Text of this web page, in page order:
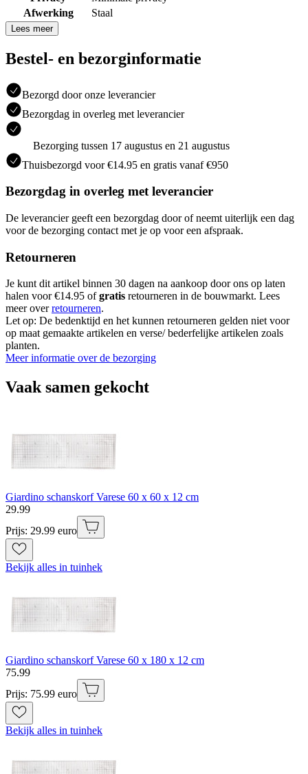
Afwerking
Staal
Lees meer
Bestel- en bezorginformatie
Bezorgd door onze leverancier
Bezorgdag in overleg met leverancier
Bezorging tussen 17 augustus en 21 augustus
Thuisbezorgd voor €14.95 en gratis vanaf €950
Bezorgdag in overleg met leverancier
De leverancier geeft een bezorgdag door of neemt uiterlijk een dag
voor de bezorging contact met je op voor een afspraak.
Retourneren
Je kunt dit artikel binnen 30 dagen na aankoop door ons op laten
halen voor €14.95 ofgratis retourneren in de bouwmarkt. Lees
meer overretourneren.
Let op: De bedenktijd en het kunnen retourneren gelden niet voor
op maat gemaakte artikelen en verse/ bederfelijke artikelen zoals
planten.
Meer informatie over de bezorging
Vaak samen gekocht
Giardino schanskorf Varese 60 x 60 x 12 cm
29.99
Prijs: 29.99 euro
Bekijk alles in tuinhek
Giardino schanskorf Varese 60 x 180 x 12 cm
75.99
Prijs: 75.99 euro
Bekijk alles in tuinhek